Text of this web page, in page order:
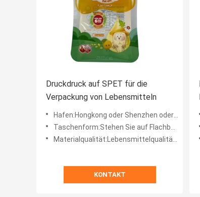
Druckdruck auf SPET für die
Verpackung von Lebensmitteln
Hafen:Hongkong oder Shenzhen oder Zhongshan
Taschenform:Stehen Sie auf Flachboden, frei geformt
Materialqualität:Lebensmittelqualität, SGS-Prüfung
KONTAKT